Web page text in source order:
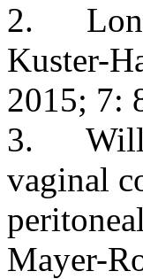
2.
Kuster-
2015; 7:
3.
vaginal
Mayer-